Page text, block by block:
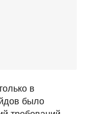
в
было